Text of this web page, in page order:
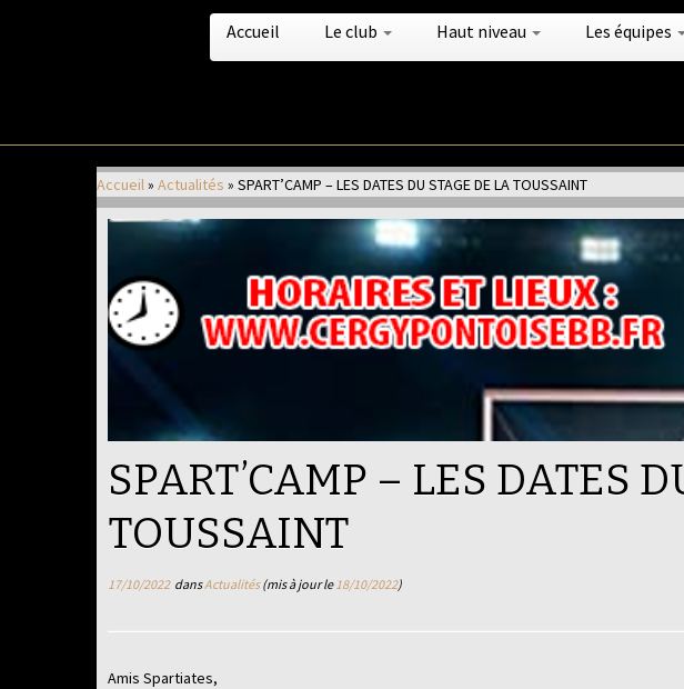
Accueil Le club Haut niveau Les équipes
Accueil» Actualités » SPART’CAMP – LES DATES DU STAGE DE LA TOUSSAINT
SPART’CAMP – LES DATES
TOUSSAINT
17/10/2022dansActualités(mis à jour le18/10/2022)
Amis Spartiates,